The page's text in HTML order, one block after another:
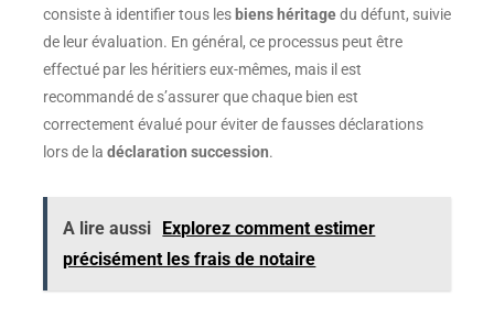
consiste à identifier tous les biens héritagedu défunt, suivie
de leur évaluation. En général, ce processus peut être
effectué par les héritiers eux-mêmes, mais il est
recommandé de s’assurer que chaque bien est
correctement évalué pour éviter de fausses déclarations
lors de la déclaration succession.
A lire aussi
Explorez comment estimer
précisément les frais de notaire